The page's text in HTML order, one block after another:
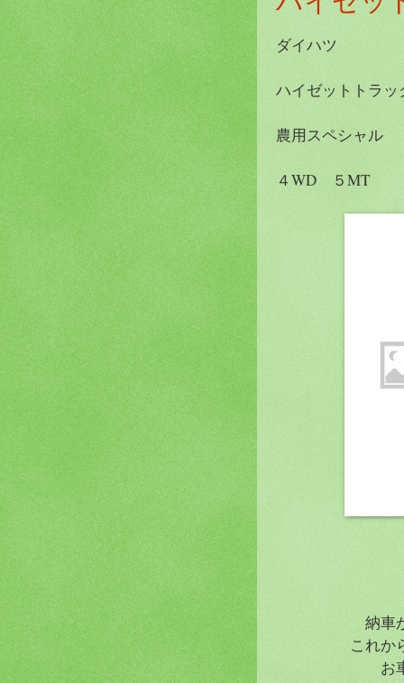
ダイハツ
ハイゼットトラッ
農用スペシャル
４WD ５MT
納車
これか
お